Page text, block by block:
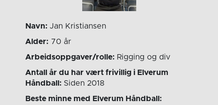
Navn:Jan Kristiansen
Alder: 70 år
Arbeidsoppgaver/rolle: Rigging og div
Antall år du har vært frivillig i Elverum
Håndball: Siden 2018
Beste minne med Elverum Håndball: